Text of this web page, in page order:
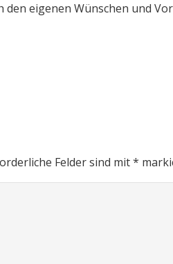
eigenen Wünschen und
Felder sind mit*